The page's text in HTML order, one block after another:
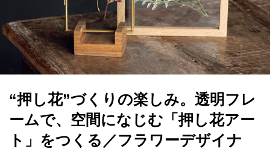
“押し花”づくりの楽しみ。透明フレ
ームで、空間になじむ「押し花アー
ト」をつくる／フラワーデザイナ